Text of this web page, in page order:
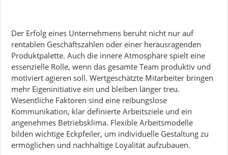
Der Erfolg eines Unternehmens beruht nicht nur auf
rentablen Geschäftszahlen oder einer herausragenden
Produktpalette. Auch die innere Atmosphäre spielt eine
essenzielle Rolle, wenn das gesamte Team produktiv und
motiviert agieren soll. Wertgeschätzte Mitarbeiter bringen
mehr Eigeninitiative ein und bleiben länger treu.
Wesentliche Faktoren sind eine reibungslose
Kommunikation, klar definierte Arbeitsziele und ein
angenehmes Betriebsklima. Flexible Arbeitsmodelle
bilden wichtige Eckpfeiler, um individuelle Gestaltung zu
ermöglichen und nachhaltige Loyalität aufzubauen.